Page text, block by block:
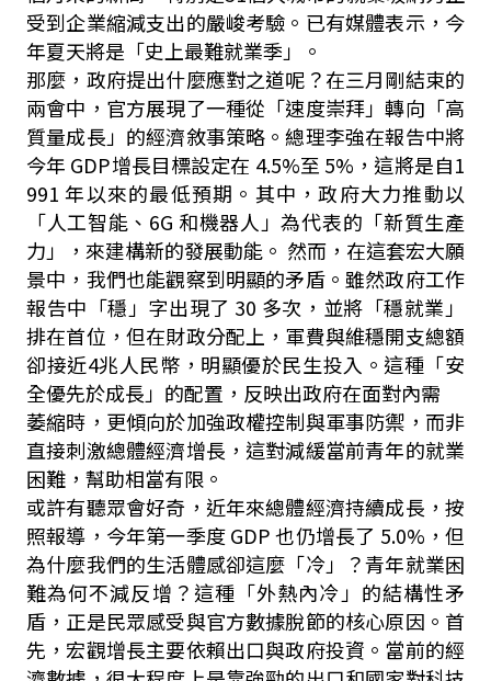
受到企業縮減支出的嚴峻考驗。已有媒體表示，今
年夏天將是「史上最難就業季」。
那麼，政府提出什麼應對之道呢？在三月剛結束的
兩會中，官方展現了一種從「速度崇拜」轉向「高
質量成長」的經濟敘事策略。總理李強在報告中將
今年 GDP增長目標設定在 4.5%至 5%，這將是自1
991 年以來的最低預期。其中，政府大力推動以
「人工智能、6G 和機器人」為代表的「新質生產
力」，來建構新的發展動能。 然而，在這套宏大願
景中，我們也能觀察到明顯的矛盾。雖然政府工作
報告中「穩」字出現了 30 多次，並將「穩就業」
排在首位，但在財政分配上，軍費與維穩開支總額
卻接近4兆人民幣，明顯優於民生投入。這種「安
全優先於成長」的配置，反映出政府在面對內需
萎縮時，更傾向於加強政權控制與軍事防禦，而非
直接刺激總體經濟增長，這對減緩當前青年的就業
困難，幫助相當有限。
或許有聽眾會好奇，近年來總體經濟持續成長，按
照報導，今年第一季度 GDP 也仍增長了 5.0%，但
為什麼我們的生活體感卻這麼「冷」？青年就業困
難為何不減反增？這種「外熱內冷」的結構性矛
盾，正是民眾感受與官方數據脫節的核心原因。首
先，宏觀增長主要依賴出口與政府投資。當前的經